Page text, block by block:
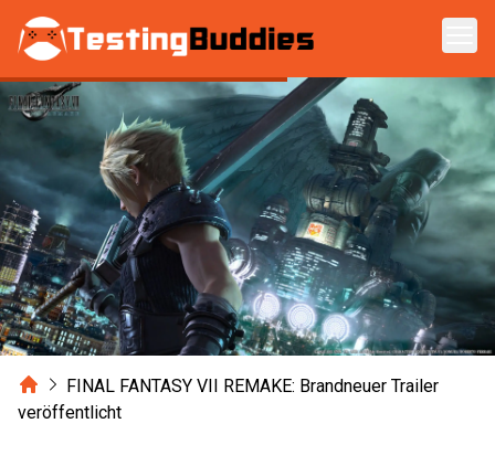
Zum Hauptinhalt springen
HomeFINAL FANTASY VII REMAKE: Brandneuer Trailer
veröffentlicht